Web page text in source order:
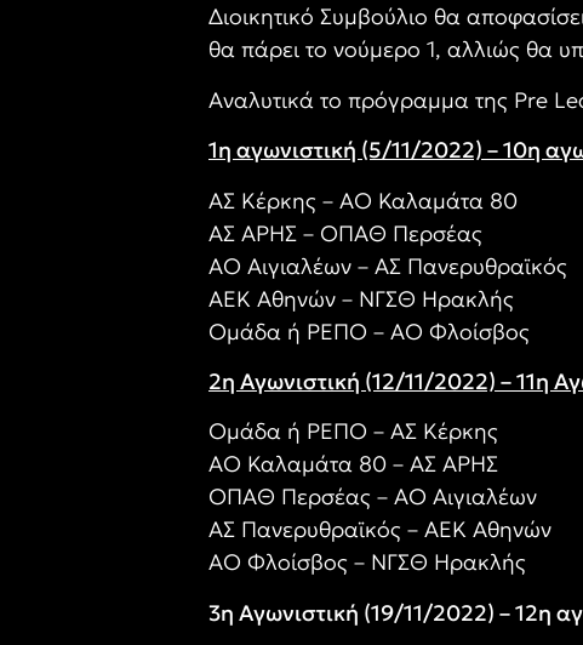
Διοικητικό Συμβούλιο θα
θα πάρει το νούμερο 1, αλλιώς θα
Αναλυτικά το πρόγραμμα της Pre
1η αγωνιστική (5/11/2022) – 10η
ΑΣ Κέρκης – ΑΟ Καλαμάτα 80
ΑΣ ΑΡΗΣ – ΟΠΑΘ Περσέας
ΑΟ Αιγιαλέων – ΑΣ Πανερυθραϊκός
ΑΕΚ Αθηνών – ΝΓΣΘ Ηρακλής
Ομάδα ή ΡΕΠΟ – ΑΟ Φλοίσβος
2η Αγωνιστική (12/11/2022) – 11η
Ομάδα ή ΡΕΠΟ – ΑΣ Κέρκης
ΑΟ Καλαμάτα 80 – ΑΣ ΑΡΗΣ
ΟΠΑΘ Περσέας – ΑΟ Αιγιαλέων
ΑΣ Πανερυθραϊκός – ΑΕΚ Αθηνών
ΑΟ Φλοίσβος – ΝΓΣΘ Ηρακλής
3η Αγωνιστική (19/11/2022) – 12η